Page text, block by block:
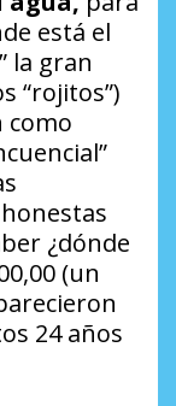
está el
la gran
“rojitos”)
como
¿dónde
(un
24 años